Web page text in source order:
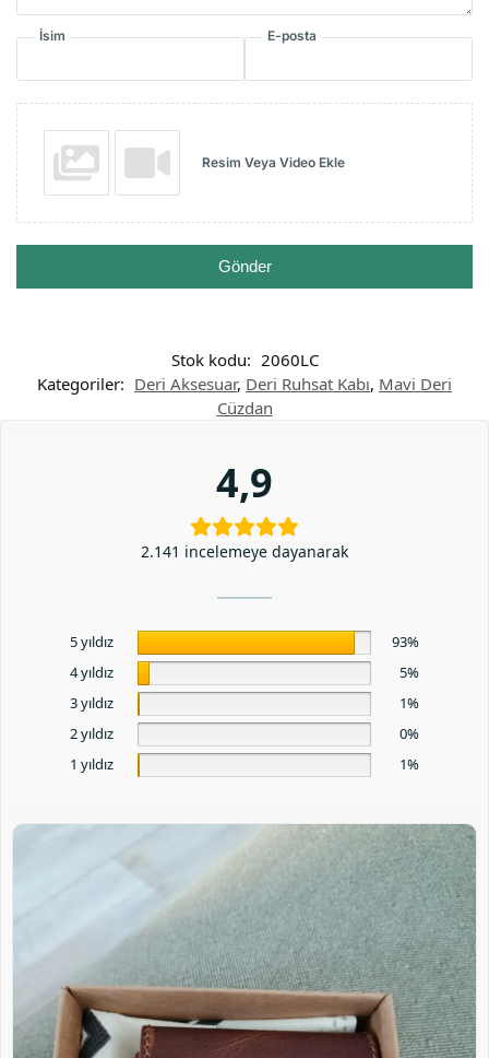
İsim E-posta
Resim Veya Video Ekle
Gönder
Stok kodu: 2060LC
Kategoriler: Deri Aksesuar, Deri Ruhsat Kabı, Mavi Deri
Cüzdan
4,9
2.141 incelemeye dayanarak
5 yıldız
93%
4 yıldız
5%
3 yıldız
1%
2 yıldız
0%
1 yıldız
1%